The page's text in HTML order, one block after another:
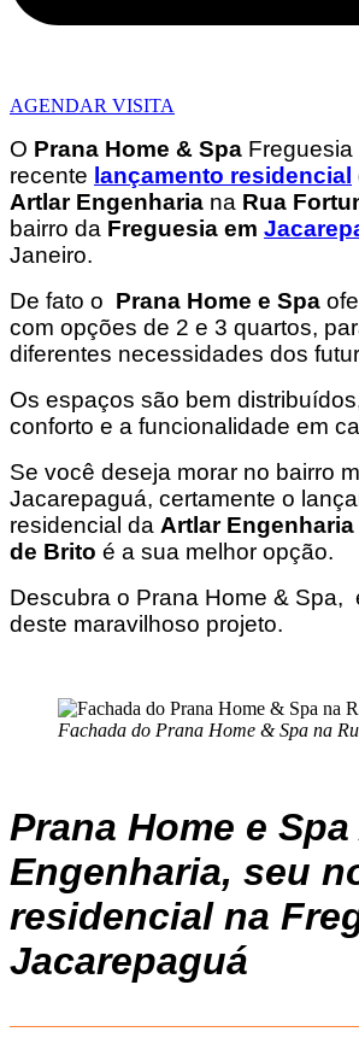
AGENDAR VISITA
O Prana Home & Spa Freguesia
recente lançamento residencial
Artlar Engenharia na Rua
bairro da Freguesia em
Janeiro.
De fato o Prana Home e Spa
com opções de 2 e 3 quartos,
diferentes necessidades dos
Os espaços são bem
conforto e a funcionalidade em
Se você deseja morar no bairro
Jacarepaguá, certamente o
residencial da Artlar Engenharia
de Brito é a sua melhor opção.
Descubra o Prana Home & Spa,
deste maravilhoso projeto.
Fachada do Prana Home & Spa na
Prana Home e
Engenharia, seu
residencial na
Jacarepaguá